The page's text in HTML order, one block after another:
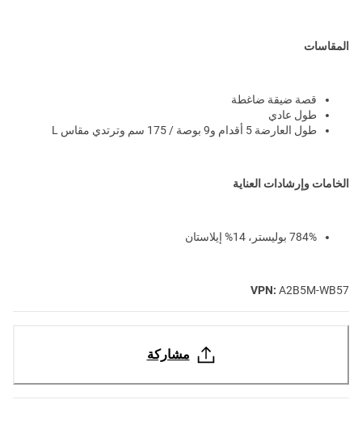
المقاسات
قصة ضيقة ضاغطة
طول عادي
طول العارضة 5 أقدام و9 بوصة / 175 سم وترتدي مقاس L
الخامات وإرشادات العناية
784% بوليستر، 14% إيلاستان
VPN: A2B5M-WB57
مشاركة